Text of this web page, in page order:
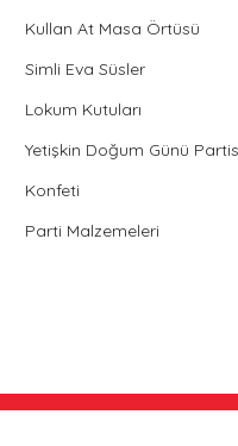
Kullan At Masa Örtüsü
Simli Eva Süsler
Lokum Kutuları
Yetişkin Doğum Günü
Konfeti
Parti Malzemeleri